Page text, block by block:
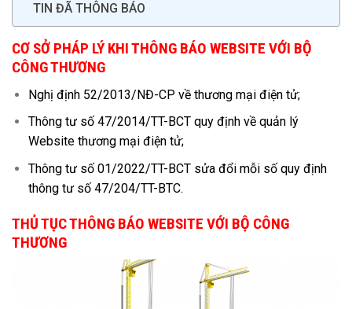
TIN ĐÃ THÔNG BÁO
CƠ SỞ PHÁP LÝ KHI THÔNG BÁO WEBSITE VỚI BỘ
CÔNG THƯƠNG
Nghị định 52/2013/NĐ-CP về thương mại điện tử;
Thông tư số 47/2014/TT-BCT quy định về quản lý
Website thương mại điện tử;
Thông tư số 01/2022/TT-BCT sửa đổi mỗi số quy định
thông tư số 47/204/TT-BTC.
THỦ TỤC THÔNG BÁO WEBSITE VỚI BỘ CÔNG
THƯƠNG